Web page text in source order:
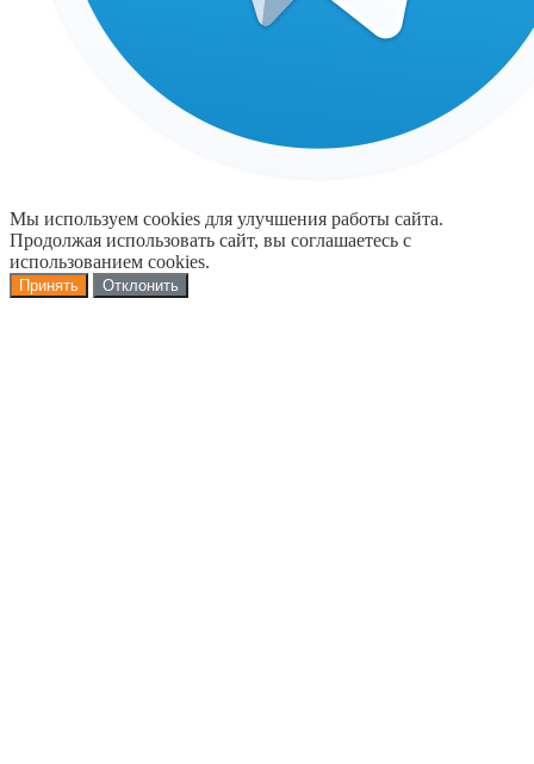
Мы используем cookies для улучшения работы сайта.
Продолжая использовать сайт, вы соглашаетесь с
использованием cookies.
Принять Отклонить